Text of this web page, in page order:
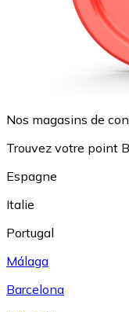
Nos magasins de
Trouvez votre point
Espagne
Italie
Portugal
Málaga
Barcelona